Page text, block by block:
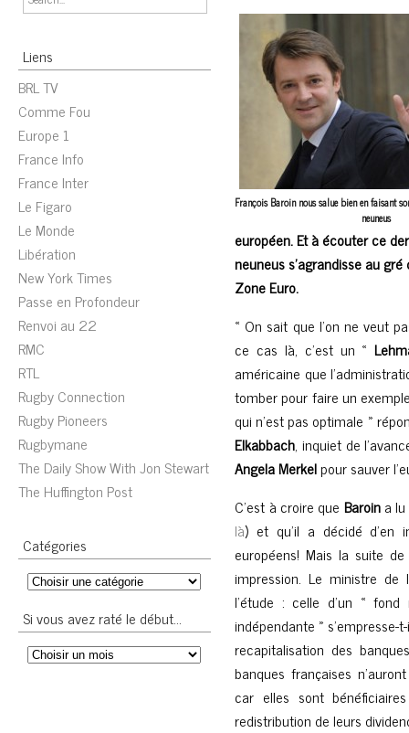
Liens
BRL TV
Comme Fou
Europe 1
France Info
France Inter
Le Figaro
Le Monde
Libération
New York Times
Passe en Profondeur
Renvoi au 22
RMC
RTL
Rugby Connection
Rugby Pioneers
Rugbymane
The Daily Show With Jon Stewart
The Huffington Post
Catégories
Si vous avez raté le début…
François Baroin nous salue bien en faisant
neuneus
européen. Et à écouter ce
neuneus s’agrandisse au
Zone Euro.
« On sait que l’on ne veut
ce cas là, c’est un «
américaine que
tomber pour faire un
qui n’est pas optimale »
Elkabbach, inquiet de
Angela Merkelpour sauver
C’est à croire que Baroina lu
là) et qu’il a décidé d’en
européens! Mais la suite
impression. Le ministre de
l’étude : celle d’un «
indépendante » s’empresse-
recapitalisation des
banques françaises
car elles sont
redistribution de leurs